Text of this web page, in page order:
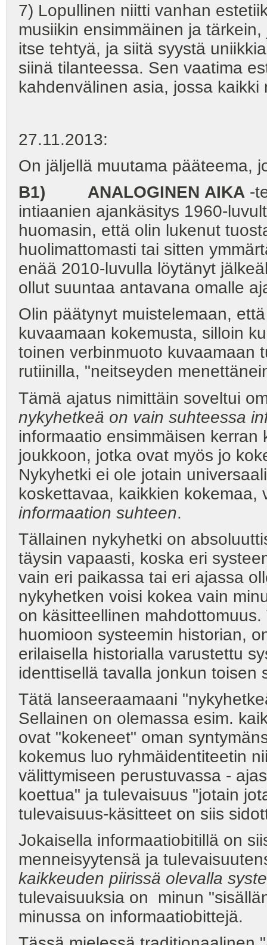
7) Lopullinen niitti vanhan
musiikin ensimmäinen ja
itse tehtyä, ja siitä syystä
siinä tilanteessa. Sen vaatima
kahdenvälinen asia, jossa
27.11.2013:
On jäljellä muutama pääteema,
B1) ANALOGINEN AIKA -
intiaanien ajankäsitys 1960-
huomasin, että olin lukenut
huolimattomasti tai sitten
enää 2010-luvulla löytänyt
ollut suuntaa antavana omalle
Olin päätynyt muistelemaan,
kuvaamaan kokemusta, silloin
toinen verbinmuoto kuvaamaan
rutiinilla, "neitseyden
Tämä ajatus nimittäin soveltui
nykyhetkeä on vain suhteessa
informaatio ensimmäisen
joukkoon, jotka ovat myös jo
Nykyhetki ei ole jotain
koskettavaa, kaikkien kokemaa,
informaation suhteen.
Tällainen nykyhetki on
täysin vapaasti, koska eri
vain eri paikassa tai eri ajassa
nykyhetken voisi kokea vain
on käsitteellinen
huomioon systeemin historian,
erilaisella historialla varustettu
identtisellä tavalla jonkun toisen
Tätä lanseeraamaani
Sellainen on olemassa esim.
ovat "kokeneet" oman
kokemus luo ryhmäidentiteetin
välittymiseen perustuvassa -
koettua" ja tulevaisuus "jotain
tulevaisuus-käsitteet on siis
Jokaisella informaatiobitillä on
menneisyytensä ja
kaikkeuden piirissä olevalla
tulevaisuuksia on minun
minussa on informaatiobittejä.